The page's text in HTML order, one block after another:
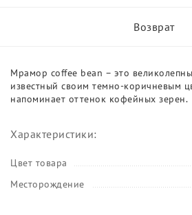
Возврат
Мрамор coffee bean – это
известный своим темно-коричневым
напоминает оттенок кофейных зерен.
Характеристики:
Цвет товара
Месторождение